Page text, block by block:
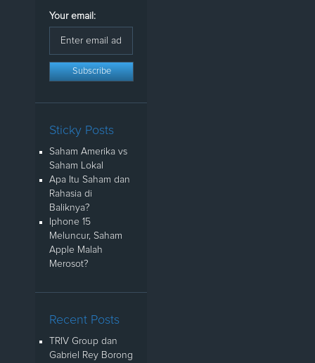
Your email:
Sticky Posts
Saham Amerika vs
Saham Lokal
Apa Itu Saham dan
Rahasia di
Baliknya?
Iphone 15
Meluncur, Saham
Apple Malah
Merosot?
Recent Posts
TRIV Group dan
Gabriel Rey Borong